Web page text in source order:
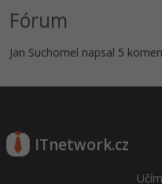
Fórum
Jan Suchomel napsal 5
ITnetwork.cz